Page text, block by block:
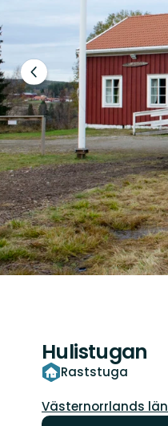
Föregående
bild
Hulistugan
Raststuga
Län:
Västernorrlands län